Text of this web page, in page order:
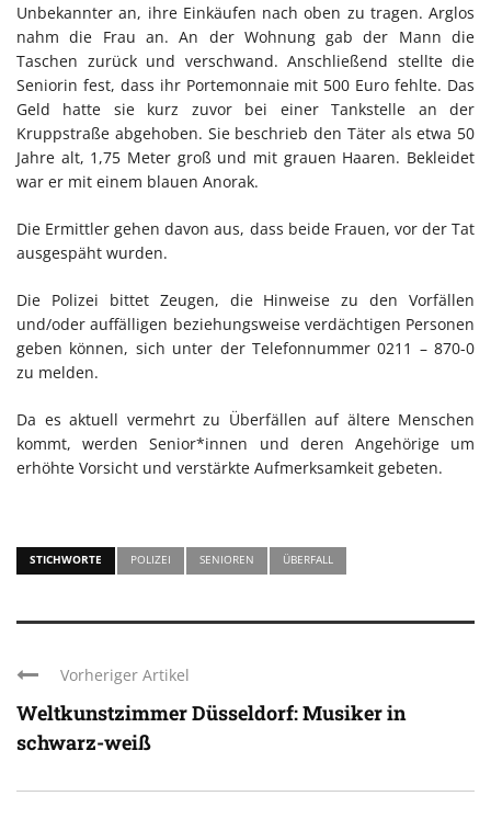
Unbekannter an, ihre Einkäufen nach oben zu tragen. Arglos
nahm die Frau an. An der Wohnung gab der Mann die
Taschen zurück und verschwand. Anschließend stellte die
Seniorin fest, dass ihr Portemonnaie mit 500 Euro fehlte. Das
Geld hatte sie kurz zuvor bei einer Tankstelle an der
Kruppstraße abgehoben. Sie beschrieb den Täter als etwa 50
Jahre alt, 1,75 Meter groß und mit grauen Haaren. Bekleidet
war er mit einem blauen Anorak.
Die Ermittler gehen davon aus, dass beide Frauen, vor der Tat
ausgespäht wurden.
Die Polizei bittet Zeugen, die Hinweise zu den Vorfällen
und/oder auffälligen beziehungsweise verdächtigen Personen
geben können, sich unter der Telefonnummer 0211 – 870-0
zu melden.
Da es aktuell vermehrt zu Überfällen auf ältere Menschen
kommt, werden Senior*innen und deren Angehörige um
erhöhte Vorsicht und verstärkte Aufmerksamkeit gebeten.
STICHWORTE POLIZEI SENIOREN ÜBERFALL
Vorheriger Artikel
Weltkunstzimmer Düsseldorf: Musiker in
schwarz-weiß